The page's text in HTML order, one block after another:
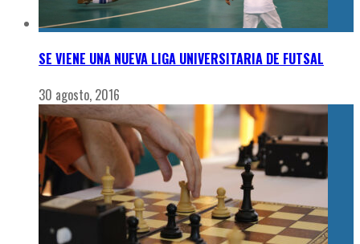
SE VIENE UNA NUEVA LIGA UNIVERSITARIA DE FUTSAL
30 agosto, 2016